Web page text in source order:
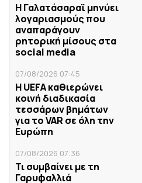
Η Γαλατάσαραϊ μηνύει
λογαριασμούς που
αναπαράγουν
ρητορική μίσους στα
social media
07/08/2026 07:45
Η UEFA καθιερώνει
κοινή διαδικασία
τεσσάρων βημάτων
για το VAR σε όλη την
Ευρώπη
07/08/2026 07:36
Τι συμβαίνει με τη
Γαρυφαλλιά